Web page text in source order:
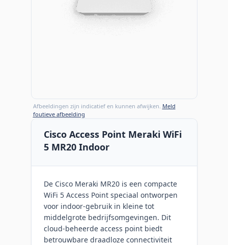
Afbeeldingen zijn indicatief en kunnen afwijken. Meld
foutieve afbeelding
Cisco Access Point Meraki WiFi
5 MR20 Indoor
De Cisco Meraki MR20 is een compacte
WiFi 5 Access Point speciaal ontworpen
voor indoor-gebruik in kleine tot
middelgrote bedrijfsomgevingen. Dit
cloud-beheerde access point biedt
betrouwbare draadloze connectiviteit